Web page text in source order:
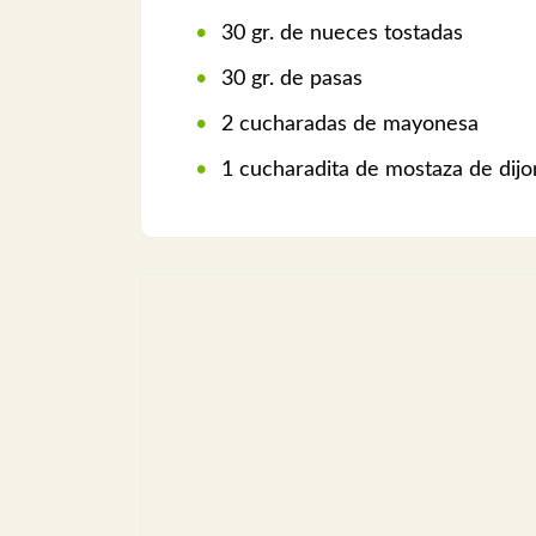
30 gr. de nueces tostadas
30 gr. de pasas
2 cucharadas de mayonesa
1 cucharadita de mostaza de